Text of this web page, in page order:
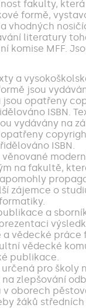
fakulty,
formě,
vhodných
literatury
komise MFF.
a
jsou
jsou opatřeny
ISBN.
vydávány na
ISBN.
na fakultě,
zájemce o
a
a vědecké práce
vědecké
publikace.
pro školy
na zlepšování
v oborech
žáků středních